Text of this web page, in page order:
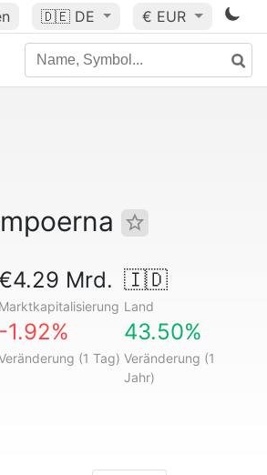
🇩🇪 DE € EUR
Mrd.
Marktkapitalisierung
🇮🇩
Land
-1.92%
(1 Tag)
43.50%
Veränderung (1
Jahr)